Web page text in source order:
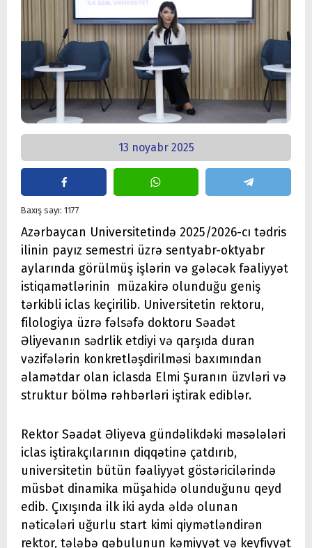
13 noyabr 2025
Baxış sayı: 1177
Azərbaycan Universitetində 2025/2026-cı tədris
ilinin payız semestri üzrə sentyabr-oktyabr
aylarında görülmüş işlərin və gələcək fəaliyyət
istiqamətlərinin müzakirə olunduğu geniş
tərkibli iclas keçirilib. Universitetin rektoru,
filologiya üzrə fəlsəfə doktoru Səadət
Əliyevanın sədrlik etdiyi və qarşıda duran
vəzifələrin konkretləşdirilməsi baxımından
əlamətdar olan iclasda Elmi Şuranın üzvləri və
struktur bölmə rəhbərləri iştirak ediblər.
Rektor Səadət Əliyeva gündəlikdəki məsələləri
iclas iştirakçılarının diqqətinə çatdırıb,
universitetin bütün fəaliyyət göstəricilərində
müsbət dinamika müşahidə olunduğunu qeyd
edib. Çıxışında ilk iki ayda əldə olunan
nəticələri uğurlu start kimi qiymətləndirən
rektor, tələbə qəbulunun kəmiyyət və keyfiyyət